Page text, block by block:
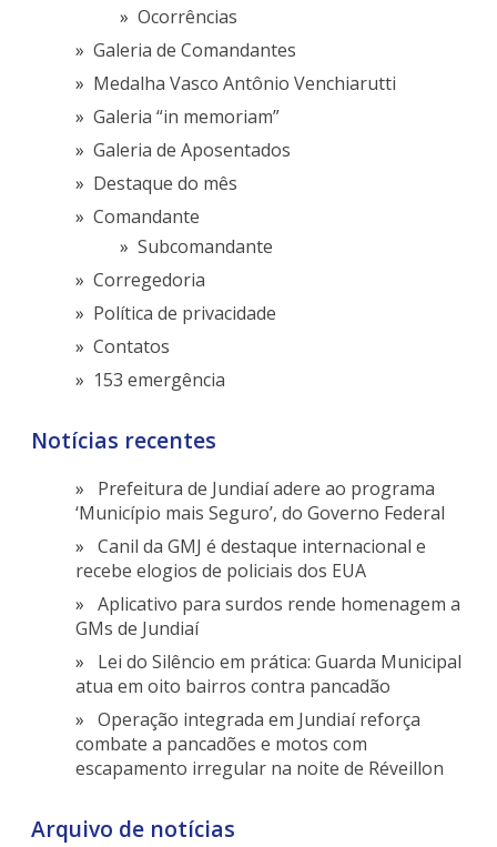
Ocorrências
Galeria de Comandantes
Medalha Vasco Antônio Venchiarutti
Galeria “in memoriam”
Galeria de Aposentados
Destaque do mês
Comandante
Subcomandante
Corregedoria
Política de privacidade
Contatos
153 emergência
Notícias recentes
Prefeitura de Jundiaí adere ao programa
‘Município mais Seguro’, do Governo Federal
Canil da GMJ é destaque internacional e
recebe elogios de policiais dos EUA
Aplicativo para surdos rende homenagem a
GMs de Jundiaí
Lei do Silêncio em prática: Guarda Municipal
atua em oito bairros contra pancadão
Operação integrada em Jundiaí reforça
combate a pancadões e motos com
escapamento irregular na noite de Réveillon
Arquivo de notícias